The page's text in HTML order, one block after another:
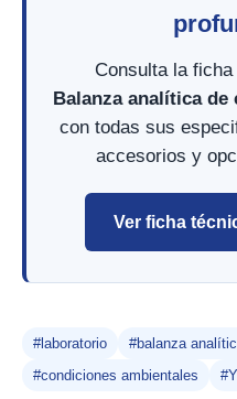
Consulta la
Balanza analítica de
con todas sus
accesorios y
Ver ficha
#laboratorio #balanza
#condiciones ambientales